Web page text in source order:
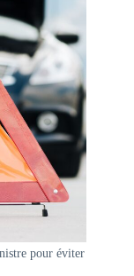
pour éviter